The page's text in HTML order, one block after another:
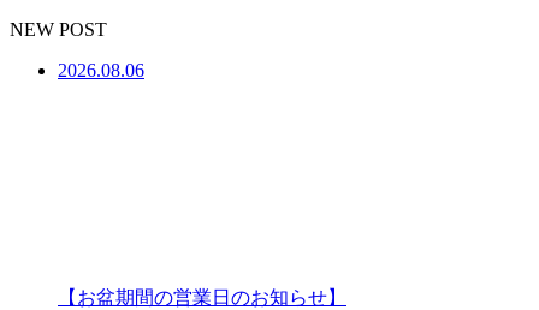
NEW POST
2026.08.06
【お盆期間の営業日のお知らせ】